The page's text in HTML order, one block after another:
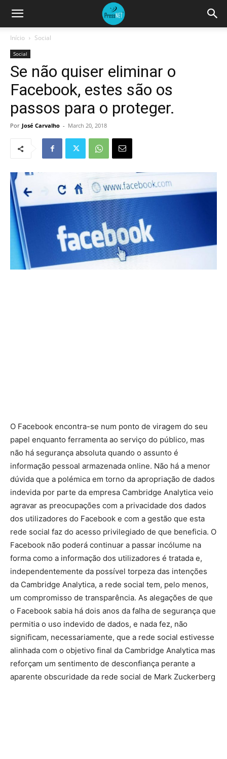
Início Social
Social
Se não quiser eliminar o
Facebook, estes são os
passos para o proteger.
Por José Carvalho - March 20, 2018
O Facebook encontra-se num ponto de viragem do seu
papel enquanto ferramenta ao serviço do público, mas
não há segurança absoluta quando o assunto é
informação pessoal armazenada online. Não há a menor
dúvida que a polémica em torno da apropriação de dados
indevida por parte da empresa Cambridge Analytica veio
agravar as preocupações com a privacidade dos dados
dos utilizadores do Facebook e com a gestão que esta
rede social faz do acesso privilegiado de que beneficia. O
Facebook não poderá continuar a passar incólume na
forma como a informação dos utilizadores é tratada e,
independentemente da possível torpeza das intenções
da Cambridge Analytica, a rede social tem, pelo menos,
um compromisso de transparência. As alegações de que
o Facebook sabia há dois anos da falha de segurança que
permitia o uso indevido de dados, e nada fez, não
significam, necessariamente, que a rede social estivesse
alinhada com o objetivo final da Cambridge Analytica mas
reforçam um sentimento de desconfiança perante a
aparente obscuridade da rede social de Mark Zuckerberg